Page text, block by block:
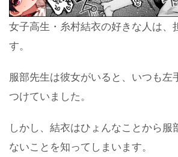
女子高生・糸村結衣の好きな人は、
す。
服部先生は彼女がいると、いつも左
つけていました。
しかし、結衣はひょんなことから服
ないことを知ってしまいます。